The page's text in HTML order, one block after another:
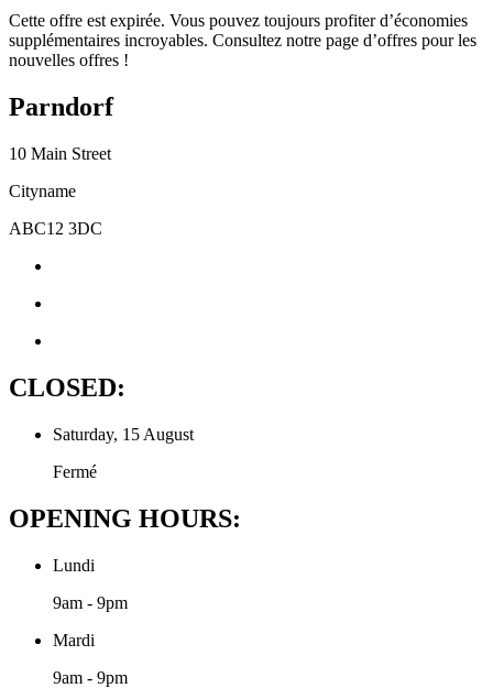
Cette offre est expirée. Vous pouvez toujours profiter d’économies
supplémentaires incroyables. Consultez notre page d’offres pour les
nouvelles offres !
Parndorf
10 Main Street
Cityname
ABC12 3DC
CLOSED:
Saturday, 15 August
Fermé
OPENING HOURS:
Lundi
9am - 9pm
Mardi
9am - 9pm